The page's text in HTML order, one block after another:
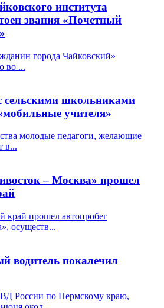
института
звания «Почетный
города Чайковский»
во ...
сельскими школьниками
учителя»
молодые педагоги, желающие
в...
– Москва» прошел
край прошел автопробег
осуществ...
водитель покалечил
России по Пермскому краю,